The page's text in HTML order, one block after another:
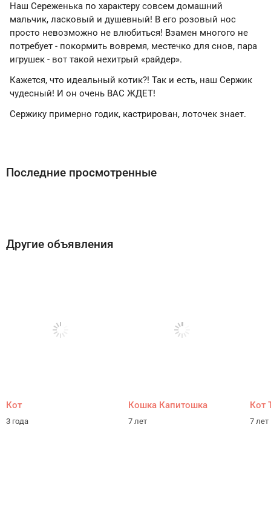
Наш Сереженька по характеру совсем домашний
мальчик, ласковый и душевный! В его розовый нос
просто невозможно не влюбиться! Взамен многого не
потребует - покормить вовремя, местечко для снов, пара
игрушек - вот такой нехитрый «райдер».
Кажется, что идеальный котик?! Так и есть, наш Сержик
чудесный! И он очень ВАС ЖДЕТ!
Сержику примерно годик, кастрирован, лоточек знает.
Последние просмотренные
Другие объявления
Кот
3 года
Кошка Капитошка
7 лет
Кот
7 лет